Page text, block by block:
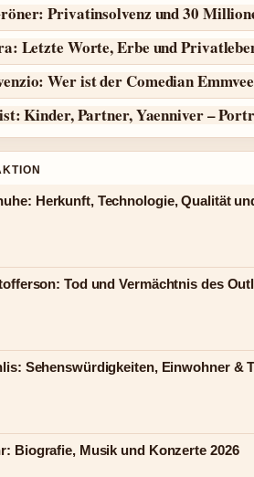
Privatinsolvenz und 30
Letzte Worte, Erbe und
Wer ist der Comedian
Kinder, Partner, Yaenniver –
Herkunft, Technologie, Qualität
Tod und Vermächtnis des
Sehenswürdigkeiten, Einwohner &
Biografie, Musik und Konzerte 2026